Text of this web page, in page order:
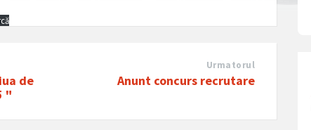
de
"
Urmatorul
Anunt concurs recrutare